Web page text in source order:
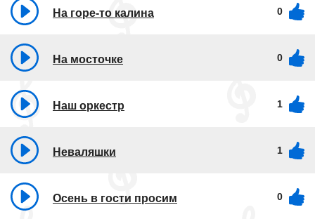
На горе-то калина 0
На мосточке 0
Наш оркестр 1
Неваляшки 1
Осень в гости просим 0